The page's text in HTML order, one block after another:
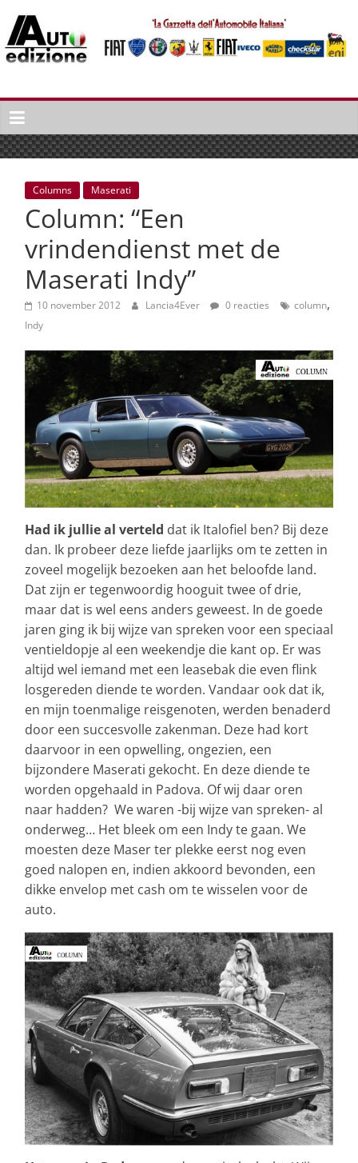
naar
inhoud
Auto
Edizione
La
Gazetta
dell'Automobile
Italiana
autonieuws
lifestyle
Columns Maserati
Column: “Een
vrindendienst met de
Maserati Indy”
10 november 2012 Lancia4Ever 0 reacties column,
Indy
Had ik jullie al verteld dat ik Italofiel ben? Bij deze
dan. Ik probeer deze liefde jaarlijks om te zetten in
zoveel mogelijk bezoeken aan het beloofde land.
Dat zijn er tegenwoordig hooguit twee of drie,
maar dat is wel eens anders geweest. In de goede
jaren ging ik bij wijze van spreken voor een speciaal
ventieldopje al een weekendje die kant op. Er was
altijd wel iemand met een leasebak die even flink
losgereden diende te worden. Vandaar ook dat ik,
en mijn toenmalige reisgenoten, werden benaderd
door een succesvolle zakenman. Deze had kort
daarvoor in een opwelling, ongezien, een
bijzondere Maserati gekocht. En deze diende te
worden opgehaald in Padova. Of wij daar oren
naar hadden? We waren -bij wijze van spreken- al
onderweg… Het bleek om een Indy te gaan. We
moesten deze Maser ter plekke eerst nog even
goed nalopen en, indien akkoord bevonden, een
dikke envelop met cash om te wisselen voor de
auto.